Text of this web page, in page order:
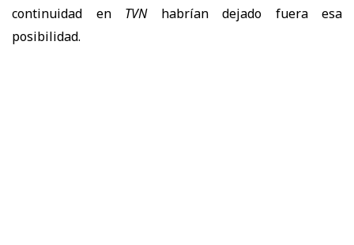
continuidad en TVNhabrían dejado fuera esa
posibilidad.